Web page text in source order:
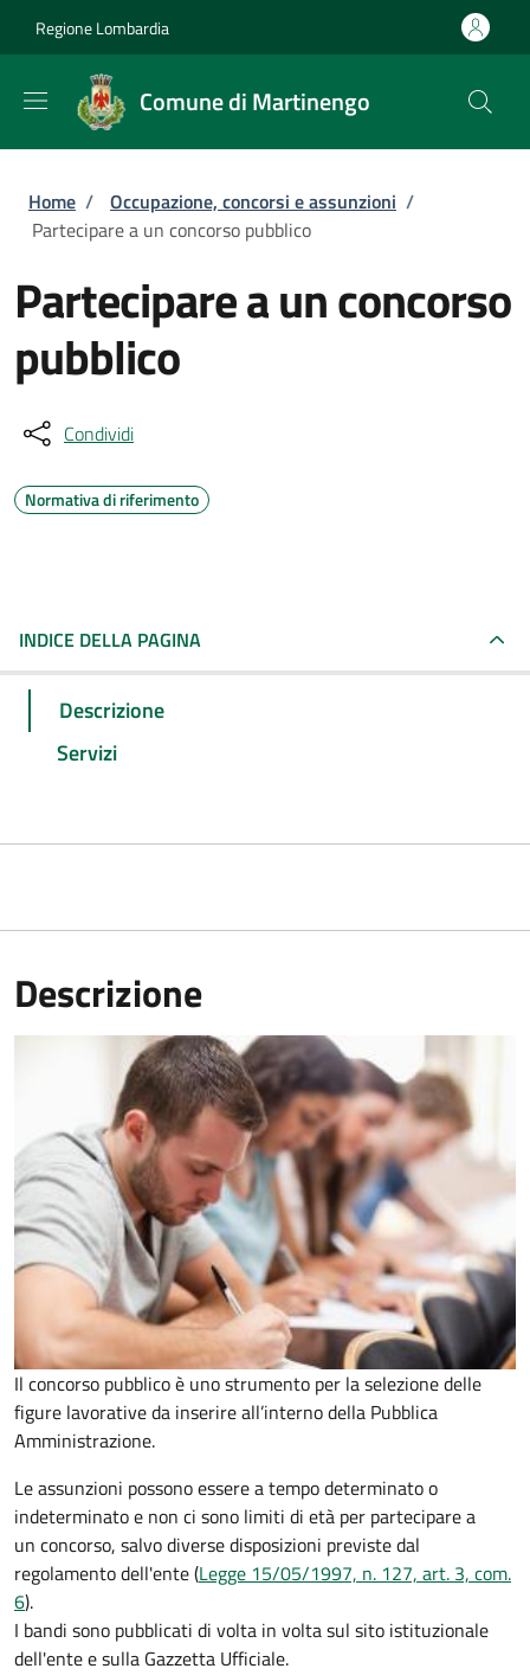
Regione Lombardia
Comune di Martinengo
Briciole di pane
Home / Occupazione, concorsi e assunzioni /
Partecipare a un concorso pubblico
Partecipare a un concorso
pubblico
Condividi
Normativa di riferimento
INDICE DELLA PAGINA
Descrizione
Servizi
Descrizione
Il concorso pubblico è uno strumento per la selezione delle
figure lavorative da inserire all’interno della Pubblica
Amministrazione.
Le assunzioni possono essere a tempo determinato o
indeterminato e non ci sono limiti di età per partecipare a
un concorso, salvo diverse disposizioni previste dal
regolamento dell'ente (Legge 15/05/1997, n. 127, art. 3, com.
6).
I bandi sono pubblicati di volta in volta sul sito istituzionale
dell'ente e sulla Gazzetta Ufficiale.